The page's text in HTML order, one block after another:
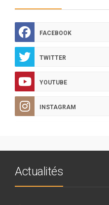
FACEBOOK
TWITTER
YOUTUBE
INSTAGRAM
Actualités